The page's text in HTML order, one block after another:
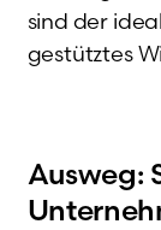
sind der
gestütztes
Ausweg: